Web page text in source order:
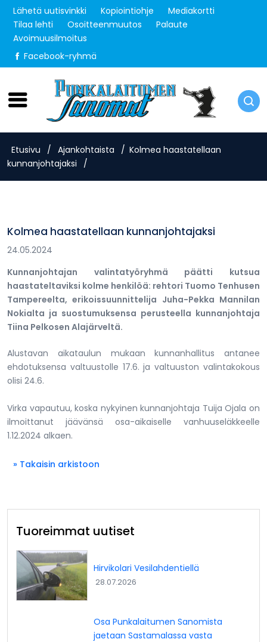
Lähetä uutisvinkki Kopiointiohje
Mediakortti
Tilaa lehti
Osoitteenmuutos
Palaute
Avoimuusilmoitus
Facebook-ryhmä
Lauantai 8.8.2026
Etusivu / Ajankohtaista / Kolmea haastatellaan
kunnanjohtajaksi
/
Kolmea haastatellaan kunnanjohtajaksi
24.05.2024
Kunnanjohtajan valintatyöryhmä päätti kutsua
haastateltaviksi kolme henkilöä: rehtori Tuomo Tenhusen
Tampereelta, erikoissuunnittelija Juha-Pekka Mannilan
Nokialta ja suostumuksensa perusteella kunnanjohtaja
Tiina Pelkosen Alajärveltä.
Alustavan aikataulun mukaan kunnanhallitus antanee
ehdotuksensa valtuustolle 17.6. ja valtuuston valintakokous
olisi 24.6.
Virka vapautuu, koska nykyinen kunnanjohtaja Tuija Ojala on
ilmoittanut jäävänsä osa-aikaiselle vanhuuseläkkeelle
1.12.2024 alkaen.
» Takaisin arkistoon
Tuoreimmat uutiset
Hirvikolari Vesilahdentiellä
28.07.2026
Osa Punkalaitumen Sanomista
jaetaan Sastamalassa vasta